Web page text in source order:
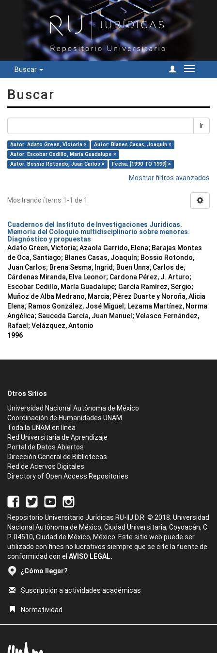
Buscar
Cambiar
Buscar
Ir
Autor: Adato Green, Victoria ×
Autor: Blanes Casas, Joaquín ×
Autor: Escobar Cedillo, María Guadalupe ×
Autor: Bossio Rotondo, Juan Carlos ×
Fecha: [1990 TO 1999] ×
Mostrar filtros avanzados
Mostrando ítems 1-1 de 1
Cuadernos del Instituto de Investigaciones Jurídicas.
Memoria del Coloquio multidisciplinario sobre menores.
Diagnóstico y propuestas
Adato Green, Victoria; Azaola Garrido, Elena; Barajas Montes
de Oca, Santiago; Blanes Casas, Joaquín; Bossio Rotondo,
Juan Carlos; Brena Sesma, Ingrid; Buen Unna, Carlos de;
Cárdenas Miranda, Elva Leonor; Cardona Pérez, J. Arturo;
Escobar Cedillo, María Guadalupe; García Ramírez, Sergio;
Muñoz de Alba Medrano, Marcia; Pérez Duarte y Noroña, Alicia
Elena; Ramos González, José Miguel; Lezama Martínez, Norma
Angélica; Sauceda García, Juan Manuel; Velasco Fernández,
Rafael; Velázquez, Antonio
1996
Otros Sitios
Universidad Nacional Autónoma de México
Coordinación de Humanidades UNAM
Toda la UNAM en línea
Red Universitaria de Aprendizaje
Portal de Datos Abiertos
Dirección General de Bibliotecas
Red de Acervos Digitales
Directory of Open Access Repositories
Repositorio Universitario Jurídicas RU-IIJ D.R. © 2018. Universidad
Nacional Autónoma de México, Ciudad Universitaria, Coyoacán, C.
P. 04510, Ciudad de México, México. Este sitio web puede ser
utilizado con fines no lucrativos siempre que se cite la fuente de
conformidad con el AVISO LEGAL.
¿Cómo llegar?
Suscripción a actividades académicas
Normatividad